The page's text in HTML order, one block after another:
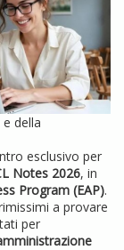
della
esclusivo per
Notes 2026, in
Program (EAP).
a provare
per